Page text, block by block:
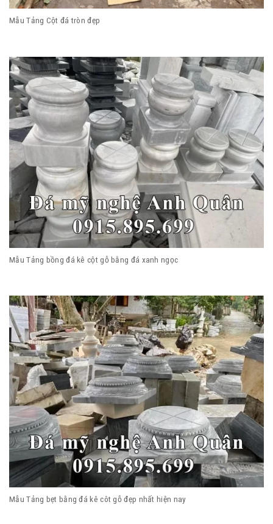
Mẫu Tảng Cột đá tròn đẹp
Mẫu Tảng bồng đá kê cột gỗ bằng đá xanh ngọc
Mẫu Tảng bẹt bằng đá kê côt gỗ đẹp nhất hiện nay